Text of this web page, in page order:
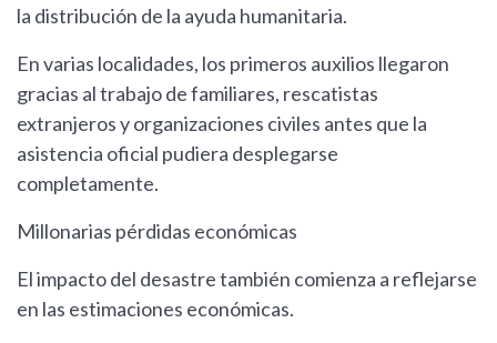
la distribución de la ayuda humanitaria.
En varias localidades, los primeros auxilios llegaron
gracias al trabajo de familiares, rescatistas
extranjeros y organizaciones civiles antes que la
asistencia oficial pudiera desplegarse
completamente.
Millonarias pérdidas económicas
El impacto del desastre también comienza a reflejarse
en las estimaciones económicas.